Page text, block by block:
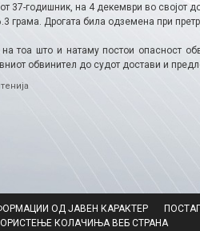
37-годишник, на 4 декември во својот
грама. Дрогата била одземена при
тоа што и натаму постои опасност
обвинител до судот достави и
ОД ЈАВЕН КАРАКТЕР
КОЛАЧИЊА ВЕБ СТРАНА